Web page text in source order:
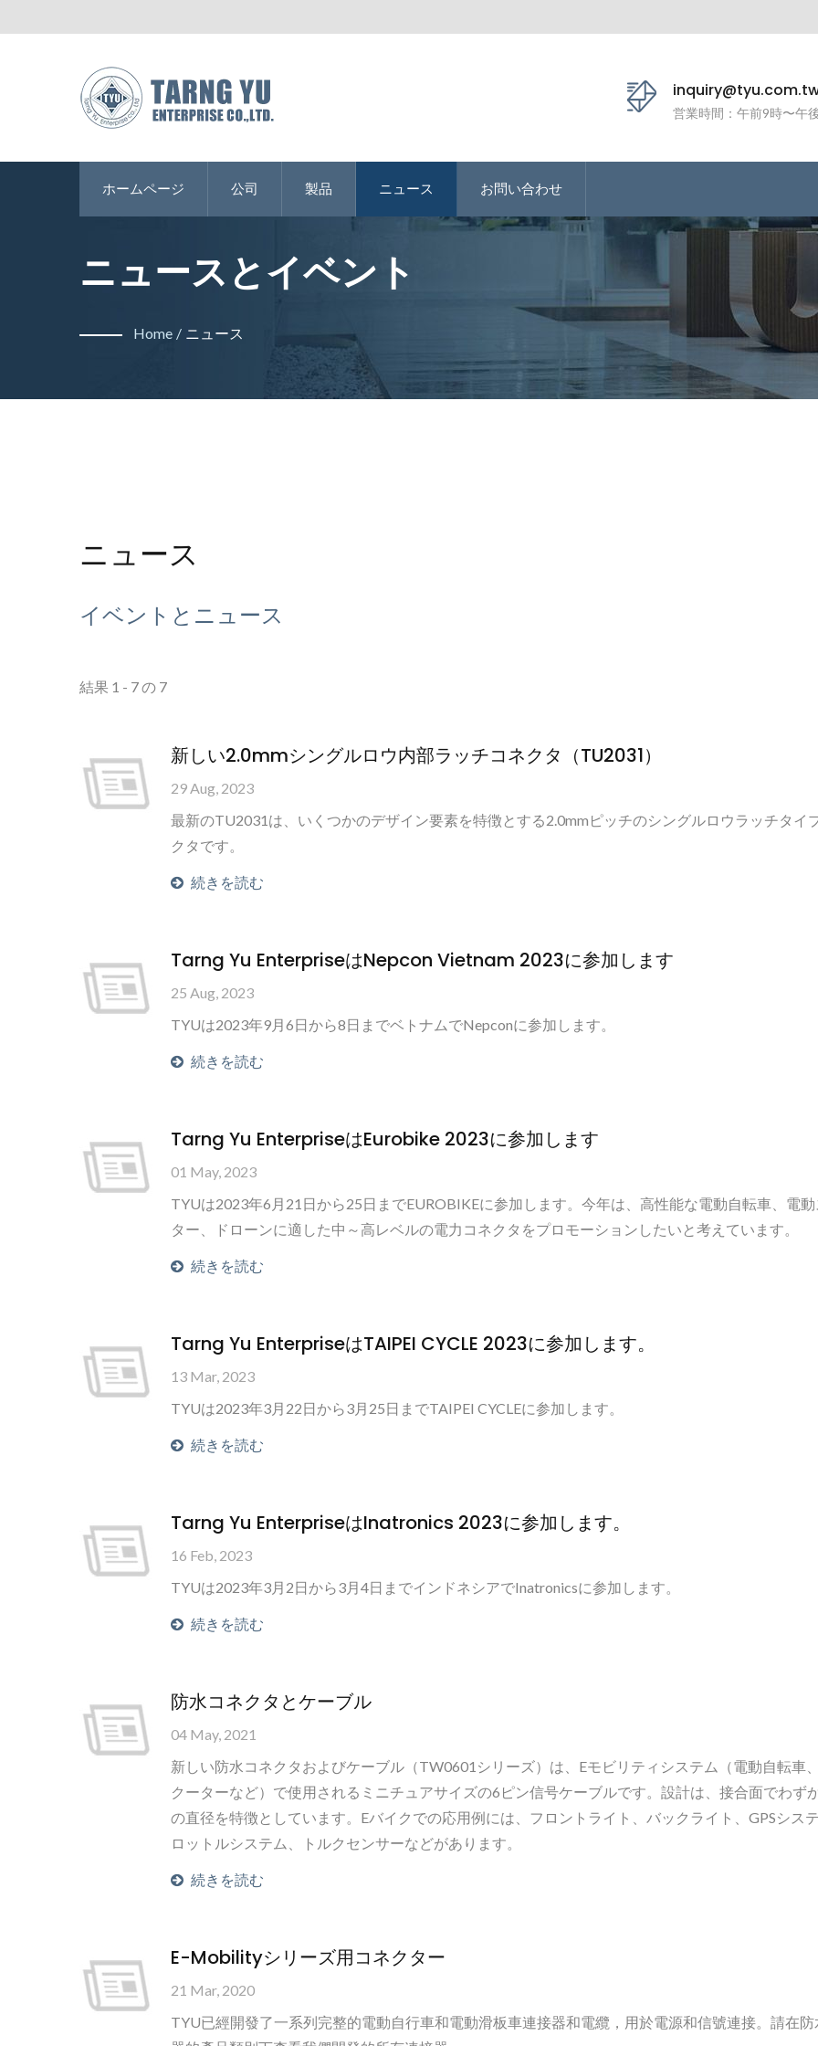
営業時間：午前9時〜午
ホームページ 公司 製品 ニュース お問い合わせ
ニュースとイベント
Home / ニュース
ニュース
イベントとニュース
結果 1 - 7 の 7
新しい2.0mmシングルロウ内部ラッチコネクタ（TU2031）
29 Aug, 2023
最新のTU2031は、いくつかのデザイン要素を特徴とする2.0mmピッチのシングルロウラッチタイ
クタです。
続きを読む
Tarng Yu EnterpriseはNepcon Vietnam 2023に参加します
25 Aug, 2023
TYUは2023年9月6日から8日までベトナムでNepconに参加します。
続きを読む
Tarng Yu EnterpriseはEurobike 2023に参加します
01 May, 2023
TYUは2023年6月21日から25日までEUROBIKEに参加します。今年は、高性能な電動自転車、電
ター、ドローンに適した中～高レベルの電力コネクタをプロモーションしたいと考えています。
続きを読む
Tarng Yu EnterpriseはTAIPEI CYCLE 2023に参加します。
13 Mar, 2023
TYUは2023年3月22日から3月25日までTAIPEI CYCLEに参加します。
続きを読む
Tarng Yu EnterpriseはInatronics 2023に参加します。
16 Feb, 2023
TYUは2023年3月2日から3月4日までインドネシアでInatronicsに参加します。
続きを読む
防水コネクタとケーブル
04 May, 2021
新しい防水コネクタおよびケーブル（TW0601シリーズ）は、Eモビリティシステム（電動自転車
クーターなど）で使用されるミニチュアサイズの6ピン信号ケーブルです。設計は、接合面でわず
の直径を特徴としています。Eバイクでの応用例には、フロントライト、バックライト、GPSシス
ロットルシステム、トルクセンサーなどがあります。
続きを読む
E-Mobilityシリーズ用コネクター
21 Mar, 2020
TYU已經開發了一系列完整的電動自行車和電動滑板車連接器和電纜，用於電源和信號連接。請在防